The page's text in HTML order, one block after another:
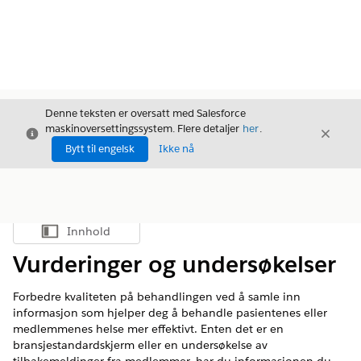
Avslutt
Denne teksten er oversatt med Salesforce
maskinoversettingssystem. Flere detaljer her.
Bytt til engelsk
Ikke nå
Avslutt
Vis innholdsfortegnelse
Innhold
Vurderinger og undersøkelser
Forbedre kvaliteten på behandlingen ved å samle inn
informasjon som hjelper deg å behandle pasientenes eller
medlemmenes helse mer effektivt. Enten det er en
bransjestandardskjerm eller en undersøkelse av